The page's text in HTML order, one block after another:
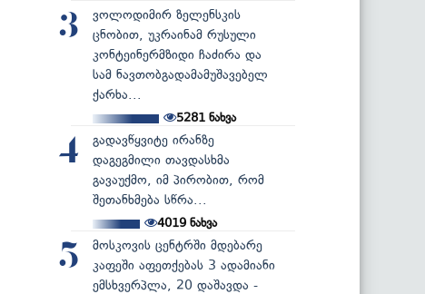
3
ვოლოდიმირ ზელენსკის
ცნობით, უკრაინამ რუსული
კონტეინერმზიდი ჩაძირა და
სამ ნავთობგადამამუშავებელ
ქარხა...
5281ნახვა
4
გადავწყვიტე ირანზე
დაგეგმილი თავდასხმა
გავაუქმო, იმ პირობით, რომ
შეთანხმება სწრა...
4019ნახვა
5
მოსკოვის ცენტრში მდებარე
კაფეში აფეთქებას 3 ადამიანი
ემსხვერპლა, 20 დაშავდა -